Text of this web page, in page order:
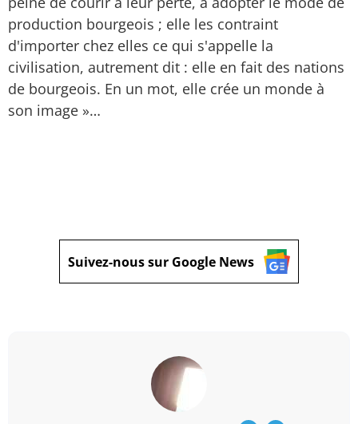
production bourgeois ; elle les contraint
d'importer chez elles ce qui s'appelle la
civilisation, autrement dit : elle en fait des nations
de bourgeois. En un mot, elle crée un monde à
son image »…
Suivez-nous sur Google News